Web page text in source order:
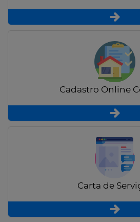
Cadastro Online
Carta de